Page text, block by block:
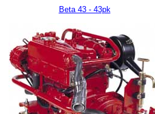
Beta 43 - 43pk